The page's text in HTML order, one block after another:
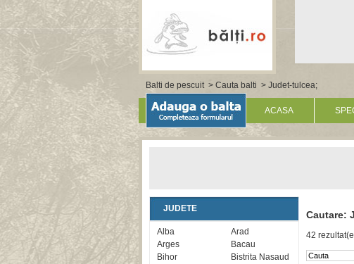
Balti de pescuit> Cauta balti > Judet-tulcea;
ACASA
JUDETE
Alba
Arad
Arges
Bacau
Bihor
Bistrita Nasaud
Cautare:
42